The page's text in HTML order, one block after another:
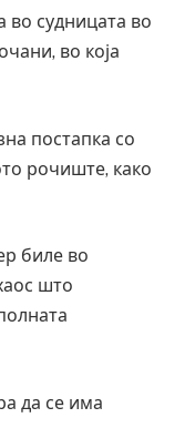
во судницата во
во која
постапка со
рочиште, како
биле во
што
да се има